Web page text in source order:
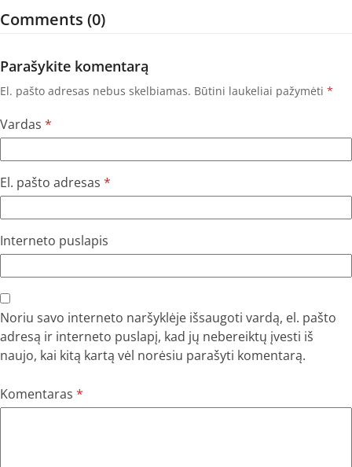
Comments (0)
Parašykite komentarą
El. pašto adresas nebus skelbiamas. Būtini laukeliai pažymėti *
Vardas *
El. pašto adresas *
Interneto puslapis
Noriu savo interneto naršyklėje išsaugoti vardą, el. pašto
adresą ir interneto puslapį, kad jų nebereiktų įvesti iš
naujo, kai kitą kartą vėl norėsiu parašyti komentarą.
Komentaras *